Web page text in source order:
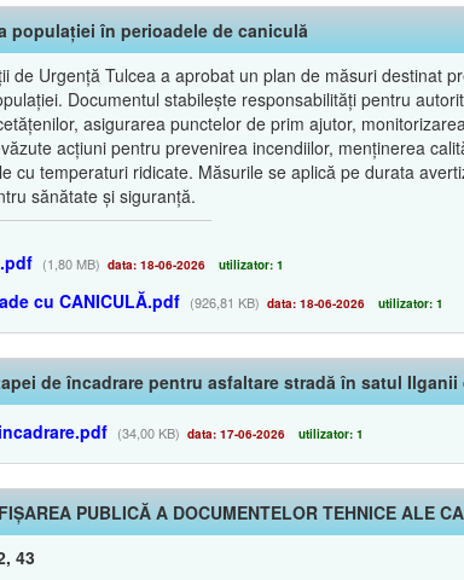
populației în perioadele de caniculă
de Urgență Tulcea a aprobat un plan de măsuri destinat
Documentul stabilește responsabilități pentru
asigurarea punctelor de prim ajutor,
acțiuni pentru prevenirea incendiilor, menținerea
cu temperaturi ridicate. Măsurile se aplică pe durata
sănătate și siguranță.
(1,80 MB) data: 18-06-2026 utilizator: 1
cu CANICULĂ.pdf (926,81 KB) data: 18-06-2026 utilizator: 1
de încadrare pentru asfaltare stradă în satul Ilganii
(34,00 KB) data: 17-06-2026 utilizator: 1
PUBLICĂ A DOCUMENTELOR TEHNICE ALE
43